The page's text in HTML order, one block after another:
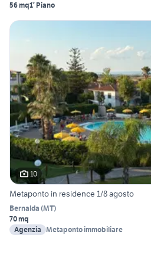
56 mq1° Piano
10
Metaponto in residence 1/8 agosto
Bernalda (MT)
70 mq
Agenzia Metaponto immobiliare